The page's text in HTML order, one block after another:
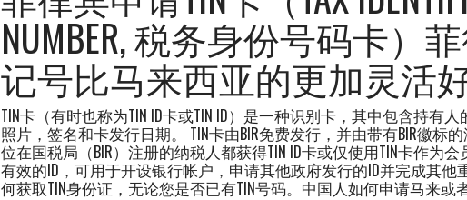
NUMBER, 税务身份号码卡）
记号比马来西亚的更加灵活
TIN卡（有时也称为TIN ID卡或TIN ID）是一种识别卡，其中包含持有
照片，签名和卡发行日期。 TIN卡由BIR免费发行，并由带有BIR徽标
位在国税局（BIR）注册的纳税人都获得TIN ID卡或仅使用TIN卡作为
有效的ID，可用于开设银行帐户，申请其他政府发行的ID并完成其
何获取TIN身份证，无论您是否已有TIN号码。中国人如何申请马来或